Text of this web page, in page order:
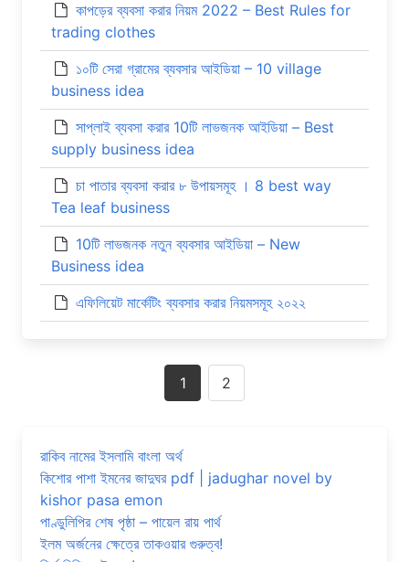
কাপড়ের ব্যবসা করার নিয়ম 2022 – Best Rules for
trading clothes
১০টি সেরা গ্রামের ব্যবসার আইডিয়া – 10 village
business idea
সাপ্লাই ব্যবসা করার 10টি লাভজনক আইডিয়া – Best
supply business idea
চা পাতার ব্যবসা করার ৮ উপায়সমূহ । 8 best way
Tea leaf business
10টি লাভজনক নতুন ব্যবসার আইডিয়া – New
Business idea
এফিলিয়েট মার্কেটিং ব্যবসার করার নিয়মসমূহ ২০২২
1 2
রাকিব নামের ইসলামি বাংলা অর্থ
কিশোর পাশা ইমনের জাদুঘর pdf | jadughar novel by
kishor pasa emon
পাণ্ডুলিপির শেষ পৃষ্ঠা – পায়েল রায় পার্থ
ইলম অর্জনের ক্ষেত্রে তাকওয়ার গুরুত্ব!